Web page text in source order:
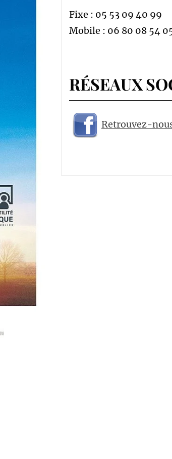
Fixe : 05 53 09 40 99
Mobile : 06 80 08 54
RÉSEAUX
Retrouvez-